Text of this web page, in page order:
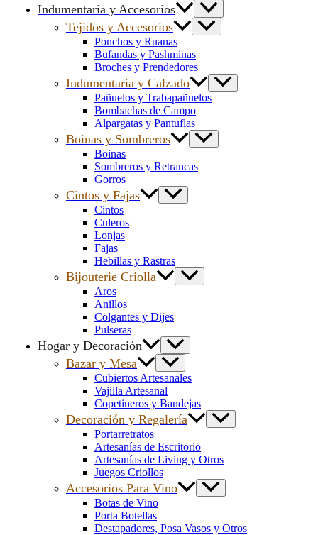
Indumentaria y Accesorios
Tejidos y Accesorios
Ponchos y Ruanas
Bufandas y Pashminas
Broches y Prendedores
Indumentaria y Calzado
Pañuelos y Trabapañuelos
Bombachas de Campo
Alpargatas y Pantuflas
Boinas y Sombreros
Boinas
Sombreros y Retrancas
Gorros
Cintos y Fajas
Cintos
Culeros
Lonjas
Fajas
Hebillas y Rastras
Bijouterie Criolla
Aros
Anillos
Colgantes y Dijes
Pulseras
Hogar y Decoración
Bazar y Mesa
Cubiertos Artesanales
Vajilla Artesanal
Copetineros y Bandejas
Decoración y Regalería
Portarretratos
Artesanías de Escritorio
Artesanías de Living y Otros
Juegos Criollos
Accesorios Para Vino
Botas de Vino
Porta Botellas
Destapadores, Posa Vasos y Otros